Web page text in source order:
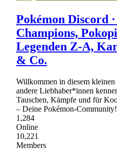
Pokémon Discord
Champions,
Legenden Z-A,
& Co.
Willkommen in diesem kleinen
andere Liebhaber*innen
Tauschen, Kämpfe und für
– Deine Pokémon-Community!
1,284
Online
10,221
Members